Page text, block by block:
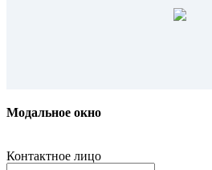
Модальное окно
Контактное лицо